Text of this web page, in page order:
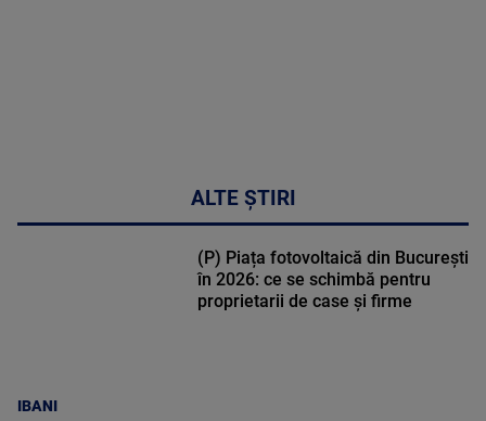
ALTE ȘTIRI
IBANI
(P) Piața fotovoltaică din București
în 2026: ce se schimbă pentru
proprietarii de case și firme